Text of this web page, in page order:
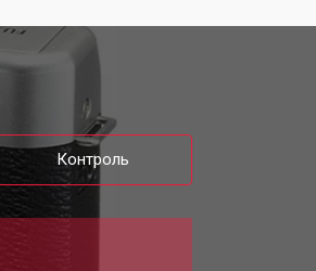
Заказать
Заказать
Контроль